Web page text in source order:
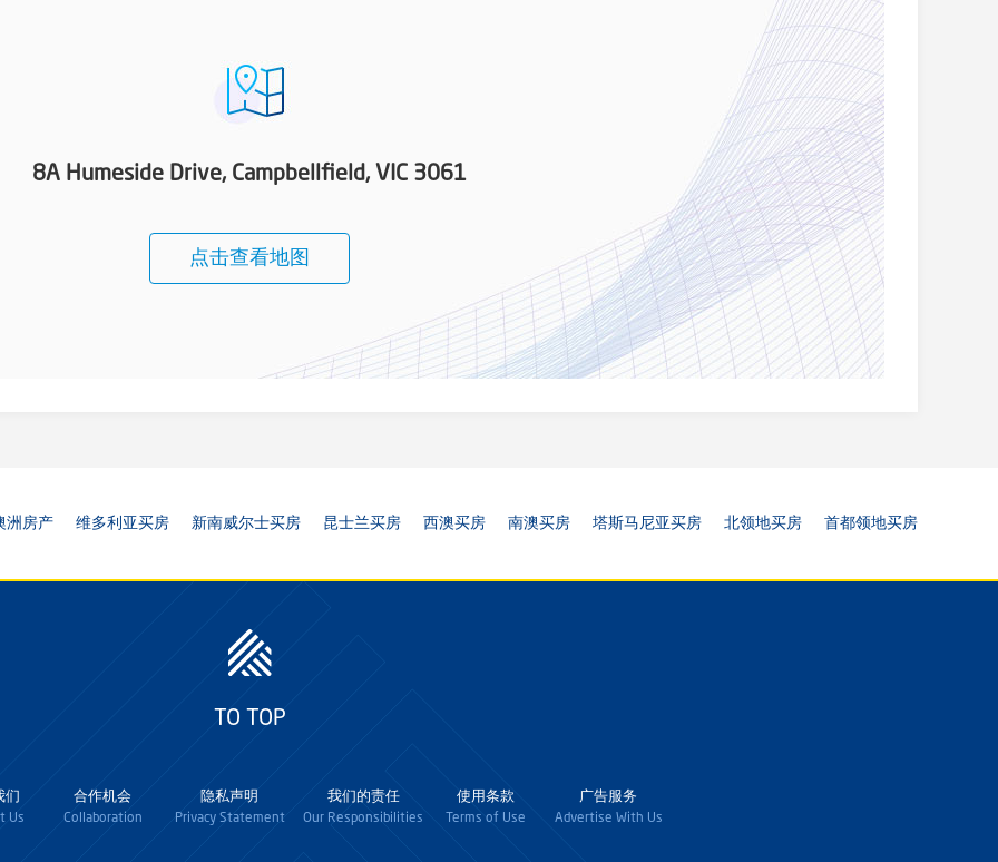
8A Humeside Drive, Campbellfield, VIC 3061
点击查看地图
洲房产 维多利亚买房 新南威尔士买房 昆士兰买房 西澳买房 南澳买房 塔斯马尼亚买房 北领地买房 首都领地买房
TO TOP
们
Us
合作机会
Collaboration
隐私声明
Privacy Statement
我们的责任
Our Responsibilities
使用条款
Terms of Use
广告服务
Advertise With Us